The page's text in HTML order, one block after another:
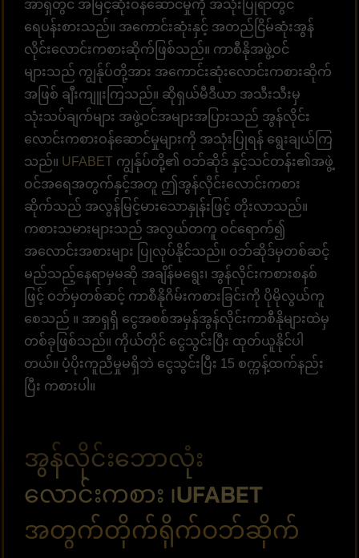
အာရှတွင် အမြင့်ဆုံးဝန်ဆောင်မှုကို အသုံးပြုရာတွင်
ရေပန်းစားသည်။ အကောင်းဆုံးနှင့် အတည်ငြိမ်ဆုံးအွန်
လိုင်းလောင်းကစားဆိုက်ဖြစ်သည်။ ကာစီနိုအဖွဲ့ဝင်
များသည် ကျွန်ုပ်တို့အား အကောင်းဆုံးလောင်းကစားဆိုက်
အဖြစ် ချီးကျူးကြသည်။ ဆိုရှယ်မီဒီယာ အသီးသီးမှ
သုံးသပ်ချက်များ အဖွဲ့ဝင်အများအပြားသည် အွန်လိုင်း
လောင်းကစားဝန်ဆောင်မှုများကို အသုံးပြုရန် ရွေးချယ်ကြ
သည်။ UFABET ကျွန်ုပ်တို့၏ ဝဘ်ဆိုဒ် နှင့်သင်တန်း၏အဖွဲ့
ဝင်အရေအတွက်နှင့်အတူ ဤအွန်လိုင်းလောင်းကစား
ဆိုက်သည် အလွန်မြင့်မားသောနှုန်းဖြင့် တိုးလာသည်။
ကစားသမားများသည် အလွယ်တကူ ဝင်ရောက်၍
အလောင်းအစားများ ပြုလုပ်နိုင်သည်။ ဝဘ်ဆိုဒ်မှတစ်ဆင့်
မည်သည့်နေရာမှမဆို အချိန်မရွေး၊ အွန်လိုင်းကစားစနစ်
ဖြင့် ဝဘ်မှတစ်ဆင့် ကာစီနိုဂိမ်းကစားခြင်းကို ပိုမိုလွယ်ကူ
စေသည် ။ အာရှရှိ ငွေအစစ်အမှန်အွန်လိုင်းကာစီနိုများထဲမှ
တစ်ခုဖြစ်သည်။ ကိုယ်တိုင် ငွေသွင်းပြီး ထုတ်ယူနိုင်ပါ
တယ်။ ပံ့ပိုးကူညီမှုမရှိဘဲ ငွေသွင်းပြီး 15 စက္ကန့်ထက်နည်း
ပြီး ကစားပါ။
အွန်လိုင်းဘောလုံး
လောင်းကစား ၊UFABET
အတွက်တိုက်ရိုက်ဝဘ်ဆိုက်